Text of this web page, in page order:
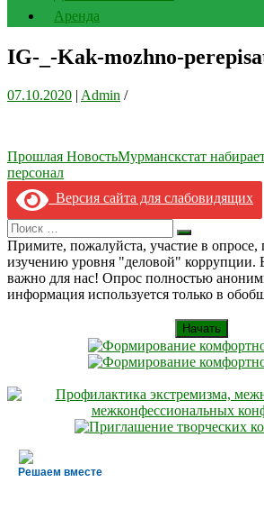
Аренда
IG-_-Kak-mozhno-
07.10.2020 | Admin /
Навигация
по
записям
Прошлая НовостьМурманскстат
персонал
Версия сайта для слабовидящих
Search
for:
Искать
Примите, пожалуйста, участие в
изучению уровня "деловой" коррупции.
важно для нас! Опрос полностью
информация используется только в
Начать
Решаем вместе